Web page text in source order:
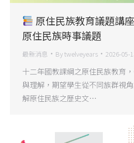
原住民族教育議題講
原住民族時事議題
最新消息 Bytwelveyears 2026-05-
十二年國教課綱之原住民族教育
與理解，期望學生從不同族群視
解原住民族之歷史文…